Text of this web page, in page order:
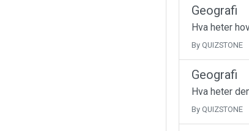
Geografi
Hva heter
By QUIZSTONE
Geografi
Hva heter
By QUIZSTONE